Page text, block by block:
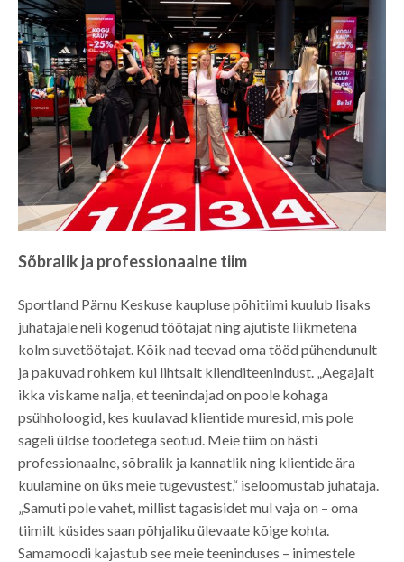
Sõbralik ja professionaalne tiim
Sportland Pärnu Keskuse kaupluse põhitiimi kuulub lisaks
juhatajale neli kogenud töötajat ning ajutiste liikmetena
kolm suvetöötajat. Kõik nad teevad oma tööd pühendunult
ja pakuvad rohkem kui lihtsalt klienditeenindust. „Aegajalt
ikka viskame nalja, et teenindajad on poole kohaga
psühholoogid, kes kuulavad klientide muresid, mis pole
sageli üldse toodetega seotud. Meie tiim on hästi
professionaalne, sõbralik ja kannatlik ning klientide ära
kuulamine on üks meie tugevustest,“ iseloomustab juhataja.
„Samuti pole vahet, millist tagasisidet mul vaja on – oma
tiimilt küsides saan põhjaliku ülevaate kõige kohta.
Samamoodi kajastub see meie teeninduses – inimestele